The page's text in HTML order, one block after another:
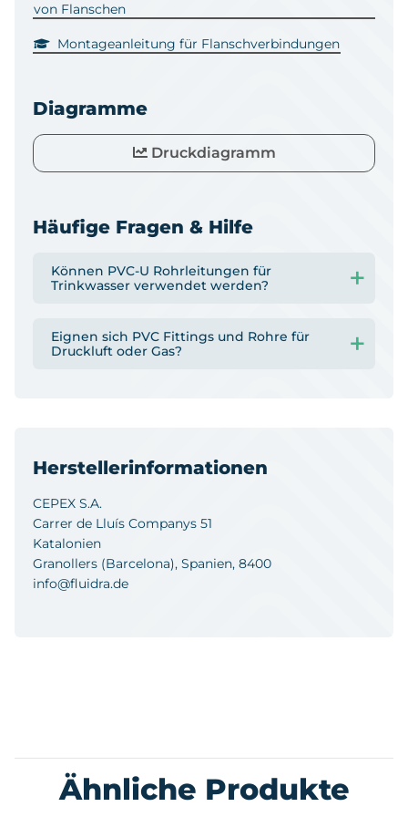
von Flanschen
Montageanleitung für Flanschverbindungen
Diagramme
Druckdiagramm
Häufige Fragen & Hilfe
Können PVC-U Rohrleitungen für
Trinkwasser verwendet werden?
Eignen sich PVC Fittings und Rohre für
Druckluft oder Gas?
Herstellerinformationen
CEPEX S.A.
Carrer de Lluís Companys 51
Katalonien
Granollers (Barcelona), Spanien, 8400
info@fluidra.de
Ähnliche Produkte